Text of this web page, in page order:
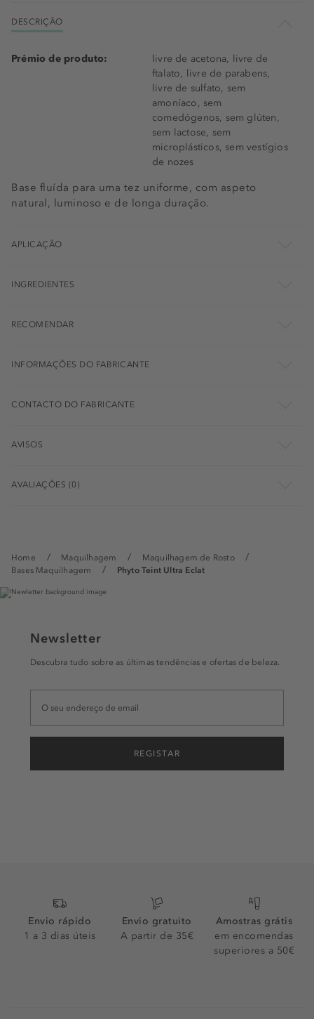
Home Maquilhagem
Maquilhagem de Rosto
Bases Maquilhagem
Phyto Teint Ultra Eclat
DESCRIÇÃO
Base fluída para uma tez uniforme, com aspeto
natural, luminoso e de longa duração.
Prémio de produto:
livre de acetona, livre de
ftalato, livre de parabens,
livre de sulfato, sem
amoníaco, sem
comedógenos, sem glúten,
sem lactose, sem
microplásticos, sem vestígios
de nozes
APLICAÇÃO
INGREDIENTES
RECOMENDAR
INFORMAÇÕES DO FABRICANTE
CONTACTO DO FABRICANTE
AVISOS
AVALIAÇÕES (0)
Newsletter
Descubra tudo sobre as últimas tendências e ofertas de beleza.
REGISTAR
Envio rápido
1 a 3 dias úteis
Envio gratuito
A partir de 35€
Amostras grátis
em encomendas
superiores a 50€